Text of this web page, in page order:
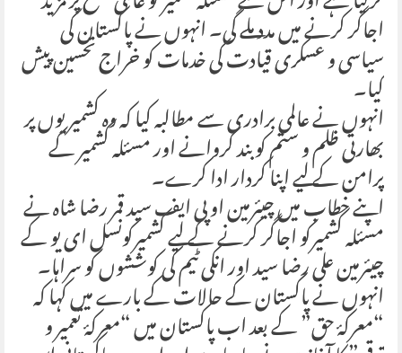
اجاگر کرنے میں مدد ملے گی۔ انہوں نے پاکستان کی
سیاسی و عسکری قیادت کی خدمات کو خراج تحسین پیش
کیا۔
انہوں نے عالمی برادری سے مطالبہ کیا کہ وہ کشمیریوں پر
بھارتی ظلم و ستم کو بند کروانے اور مسئلہ کشمیر کے
پرامن کے لیے اپنا کردار ادا کرے۔
اپنے خطاب میں چیئرمین او پی ایف سید قمر رضا شاہ نے
مسئلہ کشمیرکو اجاگر کرنے کے لیے کشمیرکونسل ای یو کے
چیئرمین علی رضا سید اور انکی ٹیم کی کوششوں کو سراہا۔
انہوں نے پاکستان کے حالات کے بارے میں کہا کہ
“معرکۂ حق” کے بعد اب پاکستان میں “معرکۂ تعمیر و